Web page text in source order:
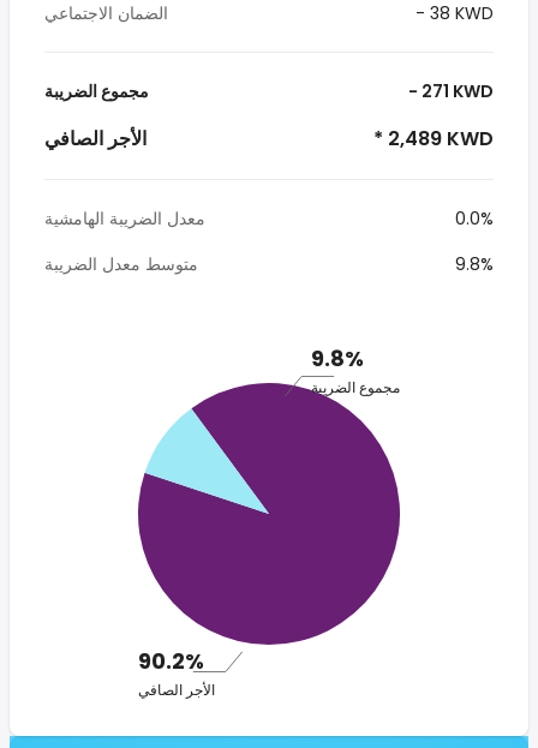
الضمان الاجتماعي
- 38 KWD
مجموع الضريبة - 271 KWD
الأجر الصافي * 2,489 KWD
معدل الضريبة الهامشية
0.0%
متوسط معدل الضريبة
9.8%
9.8%
مجموع الضريبة
90.2%
الأجر الصافي